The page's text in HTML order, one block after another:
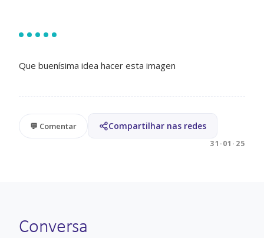
Que buenísima idea hacer esta imagen
💬 Comentar Compartilhar nas redes
31·01·25
Conversa